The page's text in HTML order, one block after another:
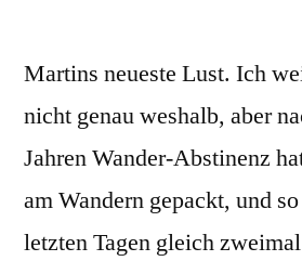
Martins neueste Lust. Ich
nicht genau weshalb, aber
Jahren Wander-Abstinenz
am Wandern gepackt, und
letzten Tagen gleich